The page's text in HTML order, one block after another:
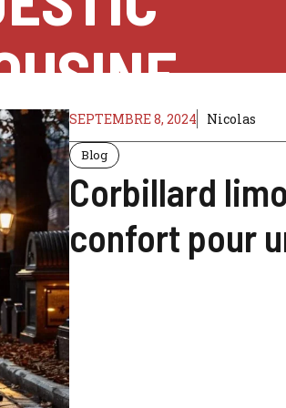
SEPTEMBRE 8, 2024 Nicolas
Blog
Corbillard
confort pour